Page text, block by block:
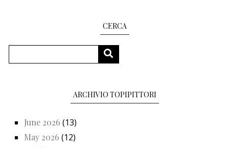
CERCA
SEARCH
ARCHIVIO TOPIPITTORI
June 2026 (13)
May 2026 (12)